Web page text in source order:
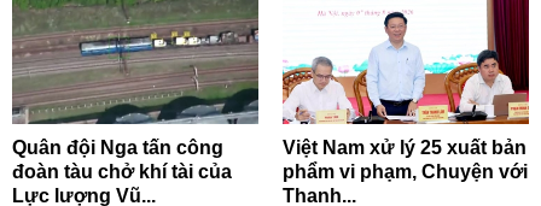
Quân đội Nga tấn công
đoàn tàu chở khí tài của
Lực lượng Vũ...
Việt Nam xử lý 25 xuất bản
phẩm vi phạm, Chuyện với
Thanh...